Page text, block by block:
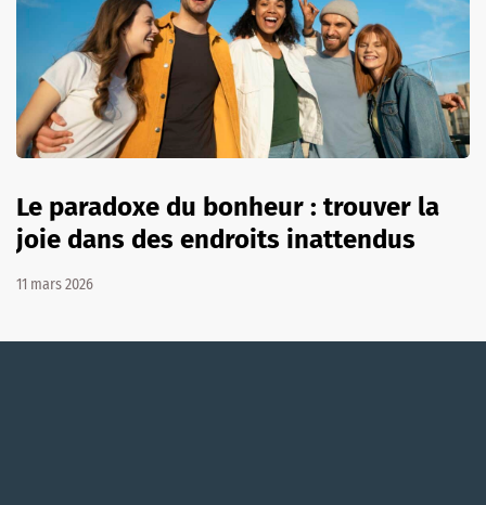
Le paradoxe du bonheur : trouver la
joie dans des endroits inattendus
11 mars 2026